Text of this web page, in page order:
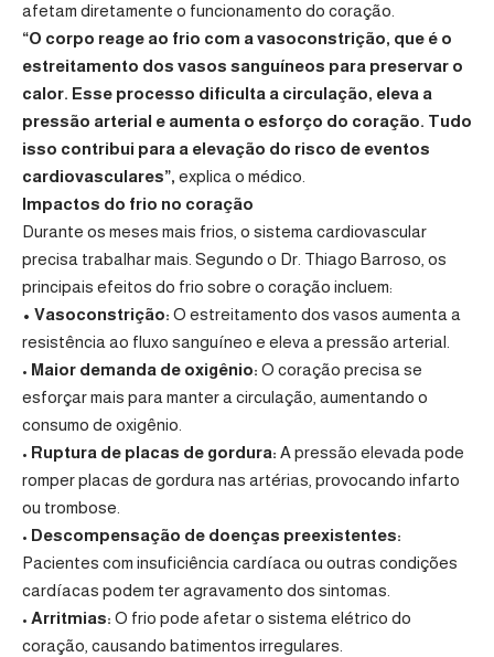
afetam diretamente o funcionamento do coração.
“O corpo reage ao frio com a vasoconstrição, que é o
estreitamento dos vasos sanguíneos para preservar o
calor. Esse processo dificulta a circulação, eleva a
pressão arterial e aumenta o esforço do coração. Tudo
isso contribui para a elevação do risco de eventos
cardiovasculares”, explica o médico.
Impactos do frio no coração
Durante os meses mais frios, o sistema cardiovascular
precisa trabalhar mais. Segundo o Dr. Thiago Barroso, os
principais efeitos do frio sobre o coração incluem:
• Vasoconstrição: O estreitamento dos vasos aumenta a
resistência ao fluxo sanguíneo e eleva a pressão arterial.
• Maior demanda de oxigênio: O coração precisa se
esforçar mais para manter a circulação, aumentando o
consumo de oxigênio.
• Ruptura de placas de gordura: A pressão elevada pode
romper placas de gordura nas artérias, provocando infarto
ou trombose.
• Descompensação de doenças preexistentes:
Pacientes com insuficiência cardíaca ou outras condições
cardíacas podem ter agravamento dos sintomas.
• Arritmias: O frio pode afetar o sistema elétrico do
coração, causando batimentos irregulares.